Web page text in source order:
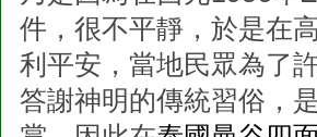
件，很不平靜，於是在
利平安，當地民眾為了
答謝神明的傳統習俗，